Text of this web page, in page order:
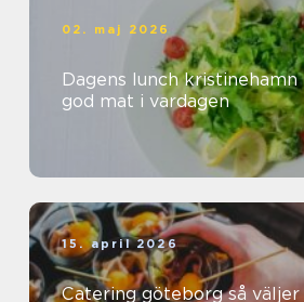
02. maj 2026
Dagens lunch kristinehamn en guide till
god mat i vardagen
15. april 2026
Catering göteborg så väljer du rätt mat